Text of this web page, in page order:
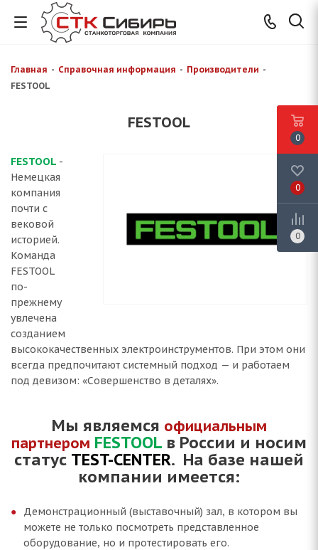
Главная - Справочная информация - Производители -
FESTOOL
FESTOOL
FESTOOL -
Немецкая
компания
почти с
вековой
историей.
Команда
FESTOOL
по-
прежнему
увлечена
созданием
высококачественных электроинструментов. При этом они
всегда предпочитают системный подход — и работаем
под девизом: «Совершенство в деталях».
Мы являемся официальным
партнером FESTOOL в России и носим
статус TEST-CENTER. На базе нашей
компании имеется:
Демонстрационный (выставочный) зал, в котором вы
можете не только посмотреть представленное
оборудование, но и протестировать его.
0
0
0